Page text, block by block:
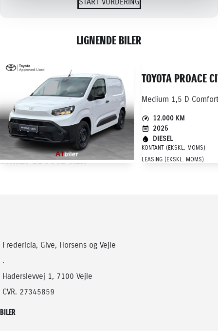
LIGNENDE BILER
TOYOTA PROACE CITY
FINANSIERING (EKSKL. MOMS)
2.506
TOYOTA PROACE
12.000 KM
2025
DIESEL
KONTANT (EKSKL. MOMS)
LEASING (EKSKL. MOMS)
Fredericia, Give, Horsens og Vejle
.
Haderslevvej 1, 7100 Vejle
CVR. 27345859
BILER